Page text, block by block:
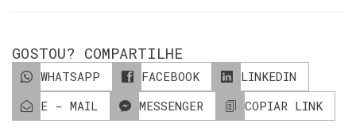
GOSTOU? COMPARTILHE
WHATSAPP FACEBOOK
LINKEDIN
E - MAIL
MESSENGER COPIAR LINK